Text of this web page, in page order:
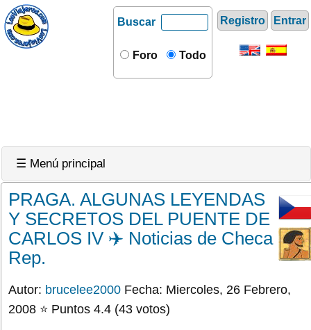
Registro Entrar
Buscar
Foro Todo
☰ Menú principal
PRAGA. ALGUNAS LEYENDAS
Y SECRETOS DEL PUENTE DE
CARLOS IV ✈️ Noticias de Checa
Rep.
Autor: brucelee2000 Fecha: Miercoles, 26 Febrero,
2008 ⭐ Puntos 4.4 (43 votos)